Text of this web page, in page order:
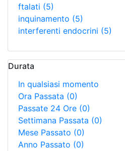
ftalati (5)
inquinamento (5)
interferenti endocrini (5)
Durata
In qualsiasi momento
Ora Passata (0)
Passate 24 Ore (0)
Settimana Passata (0)
Mese Passato (0)
Anno Passato (0)